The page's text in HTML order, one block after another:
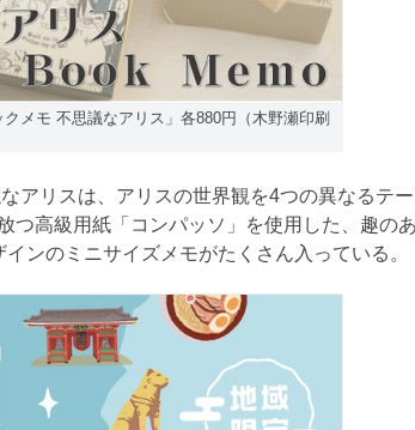
クメモ 不思議なアリス」各880円（木野瀬印刷
アリスは、アリスの世界観を4つの異なるテ
つ高級用紙「コンパッソ」を使用した、趣の
ンのミニサイズメモがたくさん入っている。